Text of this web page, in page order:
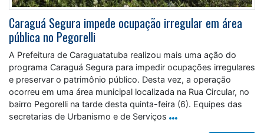
Caraguá Segura impede ocupação irregular em área
pública no Pegorelli
A Prefeitura de Caraguatatuba realizou mais uma ação do
programa Caraguá Segura para impedir ocupações irregulares
e preservar o patrimônio público. Desta vez, a operação
ocorreu em uma área municipal localizada na Rua Circular, no
bairro Pegorelli na tarde desta quinta-feira (6). Equipes das
secretarias de Urbanismo e de Serviços